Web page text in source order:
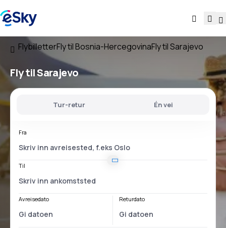
FlybilletterFly til Bosnia-HercegovinaFly til Sarajevo
Fly til Sarajevo
Tur-retur Én vei
Fra
Til
Avreisedato Returdato